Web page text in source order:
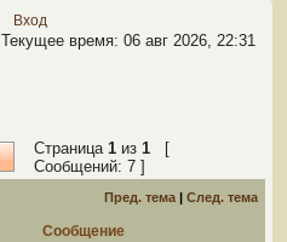
Вход
Текущее время: 06 авг 2026, 22:31
Страница 1 из 1 [
Сообщений: 7 ]
Пред. тема | След. тема
Сообщение